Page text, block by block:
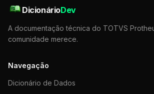
DicionárioDev
A documentação técnica do TOTVS
comunidade merece.
Navegação
Dicionário de Dados